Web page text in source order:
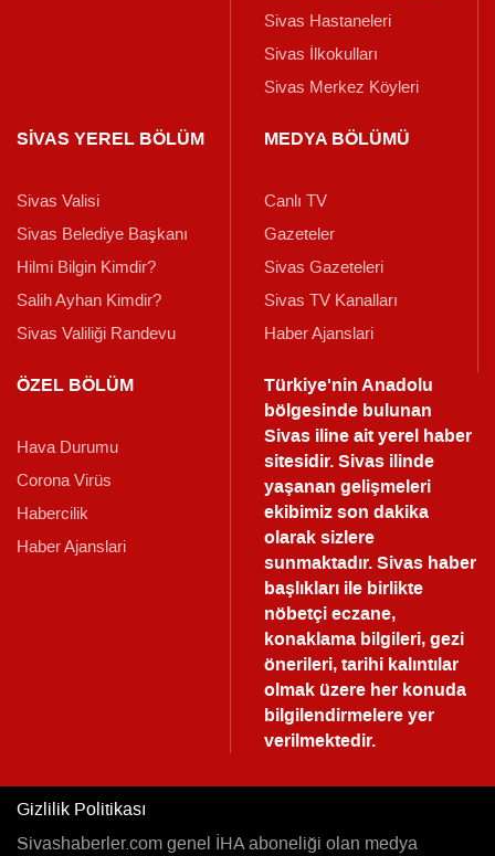
Sivas Hastaneleri
Sivas İlkokulları
Sivas Merkez Köyleri
SİVAS YEREL BÖLÜM
Sivas Valisi
Sivas Belediye Başkanı
Hilmi Bilgin Kimdir?
Salih Ayhan Kimdir?
Sivas Valiliği Randevu
MEDYA BÖLÜMÜ
Canlı TV
Gazeteler
Sivas Gazeteleri
Sivas TV Kanalları
Haber Ajanslari
ÖZEL BÖLÜM
Hava Durumu
Corona Virüs
Habercilik
Haber Ajanslari
Türkiye'nin Anadolu
bölgesinde bulunan
Sivas iline ait yerel haber
sitesidir. Sivas ilinde
yaşanan gelişmeleri
ekibimiz son dakika
olarak sizlere
sunmaktadır.Sivas haber
başlıkları ile birlikte
nöbetçi eczane,
konaklama bilgileri, gezi
önerileri, tarihi kalıntılar
olmak üzere her konuda
bilgilendirmelere yer
verilmektedir.
Gizlilik Politikası
Sivashaberler.com genel İHA aboneliği olan medya